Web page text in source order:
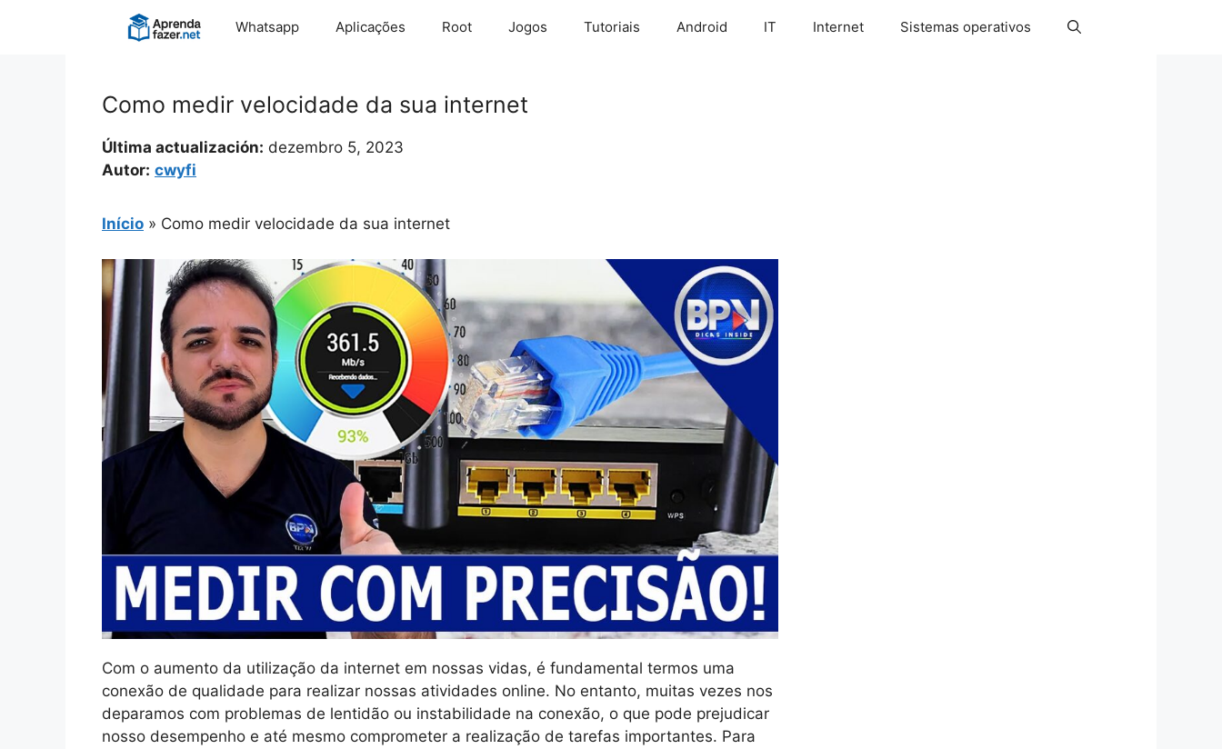
Whatsapp Aplicações Root Jogos Tutoriais Android IT Internet Sistemas operativos
Como medir velocidade da sua internet
Última actualización: dezembro 5, 2023
Autor: cwyfi
Início » Como medir velocidade da sua internet
Com o aumento da utilização da internet em nossas vidas, é fundamental termos uma
conexão de qualidade para realizar nossas atividades online. No entanto, muitas vezes nos
deparamos com problemas de lentidão ou instabilidade na conexão, o que pode prejudicar
nosso desempenho e até mesmo comprometer a realização de tarefas importantes. Para